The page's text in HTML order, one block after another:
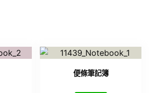
便條筆記簿